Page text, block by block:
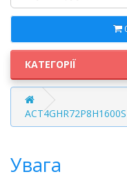
КАТЕГОРІЇ
Увага